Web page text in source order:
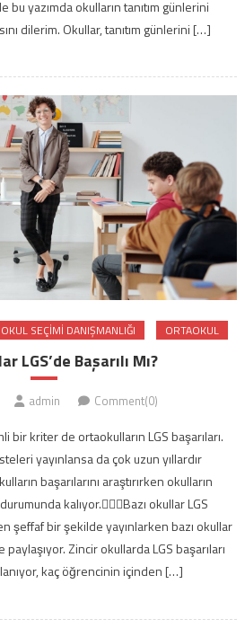
yazımda okulların tanıtım günlerini
dilerim. Okullar, tanıtım günlerini […]
OKUL SEÇIMI DANIŞMANLIĞI ORTAOKUL
LGS’de Başarılı Mı?
admin Comment(0)
bir kriter de ortaokulların LGS başarıları.
yayınlansa da çok uzun yıllardır
başarılarını araştırırken okulların
kalıyor.Bazı okullar LGS
şeffaf bir şekilde yayınlarken bazı okullar
Zincir okullarda LGS başarıları
kaç öğrencinin içinden […]